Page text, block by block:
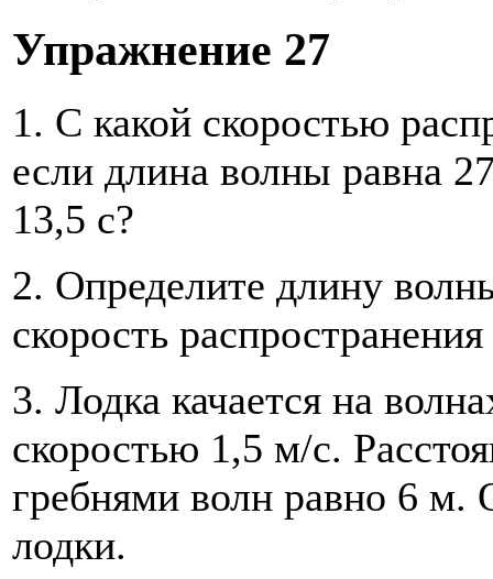
Упражнение 27
1. С какой скоростью
если длина волны равна
13,5 с?
2. Определите длину
скорость
3. Лодка качается на
скоростью 1,5 м/с.
гребнями волн равно 6 м.
лодки.